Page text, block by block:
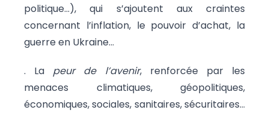
politique…), qui s’ajoutent aux craintes
concernant l’inflation, le pouvoir d’achat, la
guerre en Ukraine…
. La peur de l’avenir, renforcée par les
menaces climatiques, géopolitiques,
économiques, sociales, sanitaires, sécuritaires…